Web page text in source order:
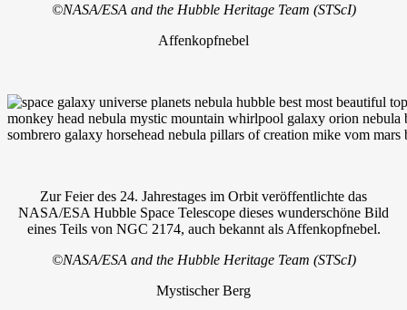
©NASA/ESA and the Hubble Heritage Team (STScI)
Affenkopfnebel
Zur Feier des 24. Jahrestages im Orbit veröffentlichte das
NASA/ESA Hubble Space Telescope dieses wunderschöne Bild
eines Teils von NGC 2174, auch bekannt als Affenkopfnebel.
©NASA/ESA and the Hubble Heritage Team (STScI)
Mystischer Berg